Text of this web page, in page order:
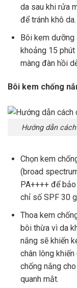
da sau khi rửa
để tránh khô da.
Bôi kem
khoảng 15
màng đàn hồi
Bôi kem chống
Hướng dẫn
Chọn kem
(broad
PA++++ để
chỉ số SPF 30
Thoa kem
bôi thừa vì da
nắng sẽ khiến
chân lông khiến
chống nắng
quanh mắt.